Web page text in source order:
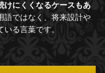
けにくくなるケースもあ
語ではなく、将来設計や
る言葉です。